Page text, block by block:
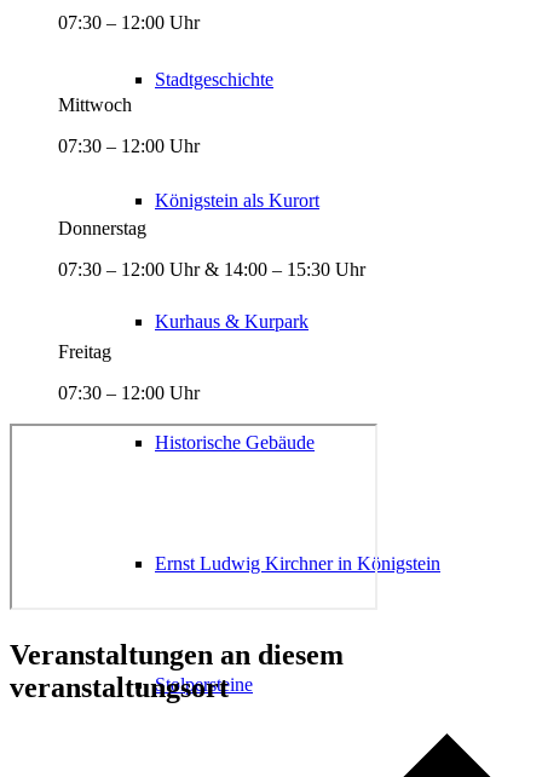
Stadtgeschichte
Königstein als Kurort
Kurhaus & Kurpark
Historische Gebäude
Ernst Ludwig Kirchner in Königstein
Stolpersteine
07:30 – 12:00 Uhr
Mittwoch
07:30 – 12:00 Uhr
Donnerstag
07:30 – 12:00 Uhr & 14:00 – 15:30 Uhr
Freitag
07:30 – 12:00 Uhr
Veranstaltungen an diesem
veranstaltungsort